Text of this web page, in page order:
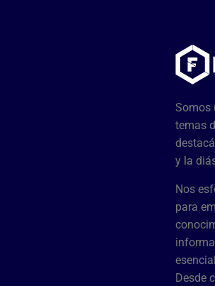
Somos
temas
y la
Nos
para
Desde